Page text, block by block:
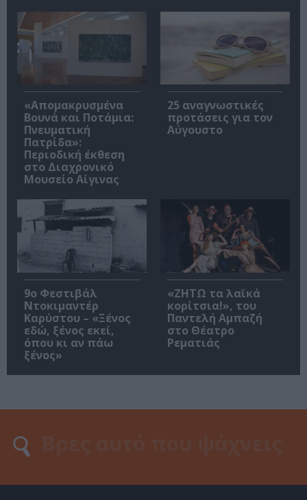
«Απομακρυσμένα
Βουνά και Ποτάμια:
Πνευματική
Πατρίδα»:
Περιοδική έκθεση
στο Διαχρονικό
Μουσείο Αίγινας
25 αναγνωστικές
προτάσεις για τον
Αύγουστο
9ο Φεστιβάλ
Ντοκιμαντέρ
Καρύστου – «Ξένος
εδώ, ξένος εκεί,
όπου κι αν πάω
ξένος»
«ΖΗΤΩ τα λαϊκά
κορίτσια!», του
Παντελή Αμπαζή
στο Θέατρο
Ρεματιάς